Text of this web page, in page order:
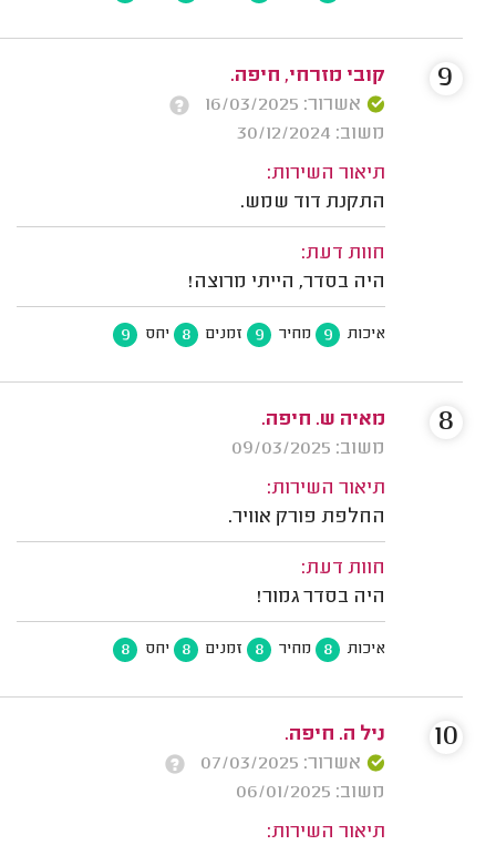
קובי מזרחי, חיפה.
אשרור: 16/03/2025
משוב: 30/12/2024
תיאור השירות:
התקנת דוד שמש.
חוות דעת:
היה בסדר, הייתי מרוצה!
איכות 9 מחיר 9 זמנים 8 יחס 9
9
מאיה ש. חיפה.
משוב: 09/03/2025
תיאור השירות:
החלפת פורק אוויר.
חוות דעת:
היה בסדר גמור!
איכות 8 מחיר 8 זמנים 8 יחס 8
8
ניל ה. חיפה.
אשרור: 07/03/2025
משוב: 06/01/2025
תיאור השירות:
10